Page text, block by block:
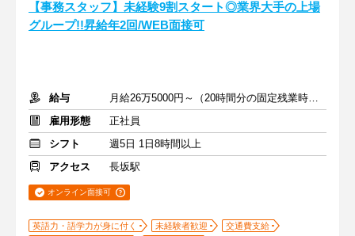
【事務スタッフ】未経験9割スタート◎業界大手の上場
グループ!!昇給年2回/WEB面接可
給与
月給26万5000円～（20時間分の固定残業時間代を含む）
雇用形態
正社員
シフト
週5日 1日8時間以上
アクセス
長坂駅
オンライン面接可
英語力・語学力が身に付く 未経験者歓迎
交通費支給